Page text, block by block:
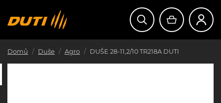
Domů Duše Agro DUŠE 28-11,2/10 TR218A DUTI